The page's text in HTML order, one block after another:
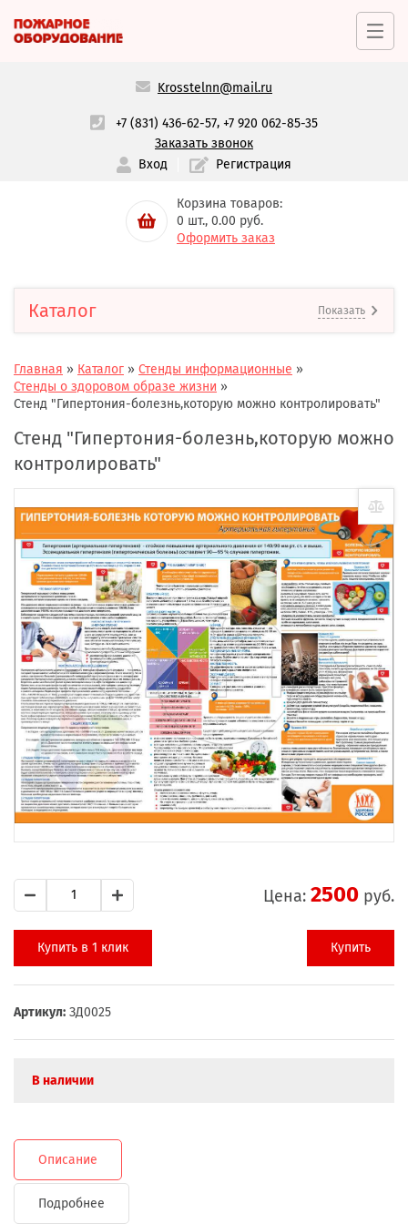
Krosstelnn@mail.ru
+7 (831) 436-62-57,+7 920 062-85-35
Заказать звонок
Вход
Регистрация
Корзина товаров:
0 шт., 0.00 руб.
Оформить заказ
Каталог Показать
Главная » Каталог » Стенды информационные »
Стенды о здоровом образе жизни »
Стенд "Гипертония-болезнь,которую можно контролировать"
Стенд "Гипертония-болезнь,которую можно
контролировать"
Цена: 2500 руб.
Купить в 1 клик Купить
Артикул: ЗД0025
В наличии
Описание
Подробнее